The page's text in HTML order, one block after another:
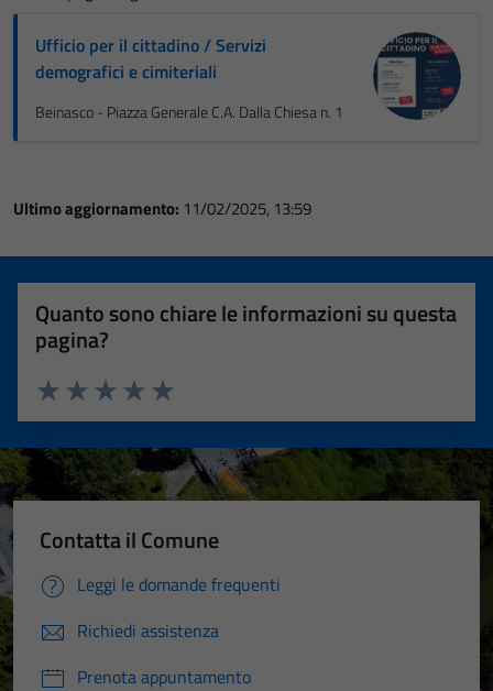
Ufficio per il cittadino / Servizi
demografici e cimiteriali
Beinasco - Piazza Generale C.A. Dalla Chiesa n. 1
Ultimo aggiornamento: 11/02/2025, 13:59
Quanto sono chiare le informazioni su questa
pagina?
Valuta 5 stelle su 5
Valuta 4 stelle su 5
Valuta 3 stelle su 5
Valuta 2 stelle su 5
Valuta 1 stelle su 5
Contatta il Comune
Leggi le domande frequenti
Richiedi assistenza
Prenota appuntamento